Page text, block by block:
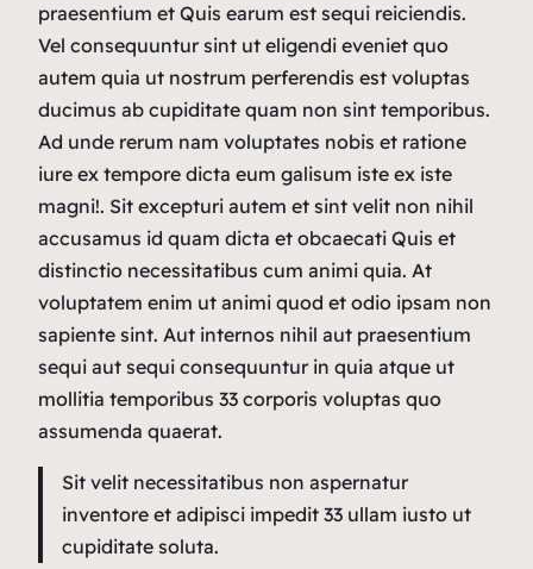
praesentium et Quis earum est sequi reiciendis.
Vel consequuntur sint ut eligendi eveniet quo
autem quia ut nostrum perferendis est voluptas
ducimus ab cupiditate quam non sint temporibus.
Ad unde rerum nam voluptates nobis et ratione
iure ex tempore dicta eum galisum iste ex iste
magni!. Sit excepturi autem et sint velit non nihil
accusamus id quam dicta et obcaecati Quis et
distinctio necessitatibus cum animi quia. At
voluptatem enim ut animi quod et odio ipsam non
sapiente sint. Aut internos nihil aut praesentium
sequi aut sequi consequuntur in quia atque ut
mollitia temporibus 33 corporis voluptas quo
assumenda quaerat.
Sit velit necessitatibus non aspernatur
inventore et adipisci impedit 33 ullam iusto ut
cupiditate soluta.